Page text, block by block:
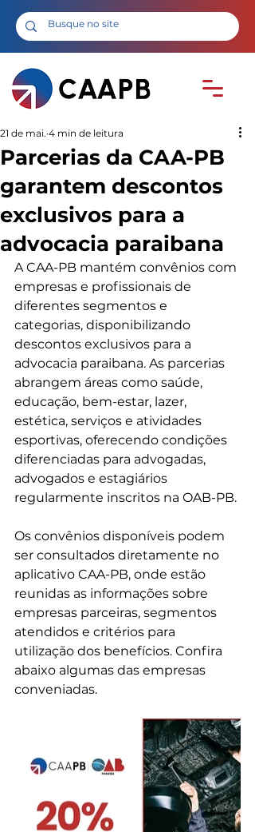
Parcerias da CAA-PB
garantem descontos
exclusivos para a
advocacia paraibana
21 de mai. 4 min de leitura
A CAA-PB mantém convênios com
empresas e profissionais de
diferentes segmentos e
categorias, disponibilizando
descontos exclusivos para a
advocacia paraibana. As parcerias
abrangem áreas como saúde,
educação, bem-estar, lazer,
estética, serviços e atividades
esportivas, oferecendo condições
diferenciadas para advogadas,
advogados e estagiários
regularmente inscritos na OAB-PB.
Os convênios disponíveis podem
ser consultados diretamente no
aplicativo CAA-PB, onde estão
reunidas as informações sobre
empresas parceiras, segmentos
atendidos e critérios para
utilização dos benefícios. Confira
abaixo algumas das empresas
conveniadas.